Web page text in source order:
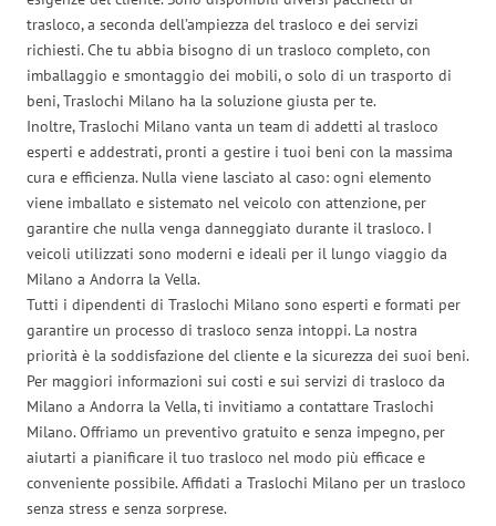
trasloco, a seconda dell’ampiezza del trasloco e dei servizi
richiesti. Che tu abbia bisogno di un trasloco completo, con
imballaggio e smontaggio dei mobili, o solo di un trasporto di
beni, Traslochi Milano ha la soluzione giusta per te.
Inoltre, Traslochi Milano vanta un team di addetti al trasloco
esperti e addestrati, pronti a gestire i tuoi beni con la massima
cura e efficienza. Nulla viene lasciato al caso: ogni elemento
viene imballato e sistemato nel veicolo con attenzione, per
garantire che nulla venga danneggiato durante il trasloco. I
veicoli utilizzati sono moderni e ideali per il lungo viaggio da
Milano a Andorra la Vella.
Tutti i dipendenti di Traslochi Milano sono esperti e formati per
garantire un processo di trasloco senza intoppi. La nostra
priorità è la soddisfazione del cliente e la sicurezza dei suoi beni.
Per maggiori informazioni sui costi e sui servizi di trasloco da
Milano a Andorra la Vella, ti invitiamo a contattare Traslochi
Milano. Offriamo un preventivo gratuito e senza impegno, per
aiutarti a pianificare il tuo trasloco nel modo più efficace e
conveniente possibile. Affidati a Traslochi Milano per un trasloco
senza stress e senza sorprese.